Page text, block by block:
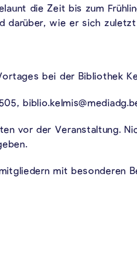
die Zeit bis zum
darüber, wie er sich
bei der Bibliothek
vor der Veranstaltung.
mit besonderen